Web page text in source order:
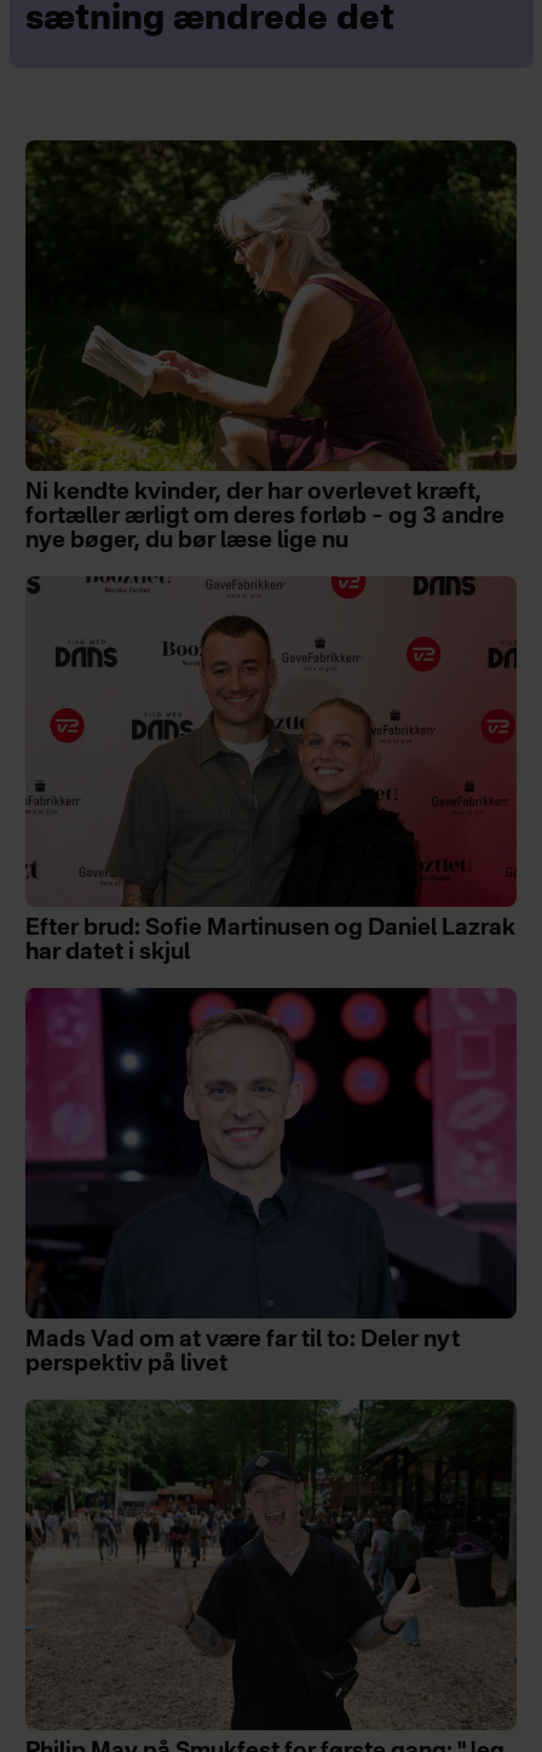
sætning ændrede det
Ni kendte kvinder, der har overlevet kræft,
fortæller ærligt om deres forløb – og 3 andre
nye bøger, du bør læse lige nu
Efter brud: Sofie Martinusen og Daniel Lazrak
har datet i skjul
Mads Vad om at være far til to: Deler nyt
perspektiv på livet